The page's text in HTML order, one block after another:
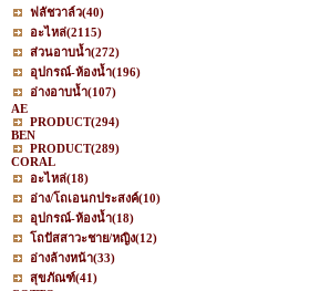
ฟลัชวาล์ว(40)
อะไหล่(2115)
ส่วนอาบน้ำ(272)
อุปกรณ์-ห้องน้ำ(196)
อ่างอาบน้ำ(107)
AE
PRODUCT(294)
BEN
PRODUCT(289)
CORAL
อะไหล่(18)
อ่าง/โถเอนกประสงค์(10)
อุปกรณ์-ห้องน้ำ(18)
โถปัสสาวะชาย/หญิง(12)
อ่างล้างหน้า(33)
สุขภัณฑ์(41)